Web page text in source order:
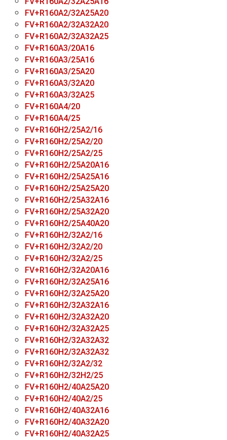
FV+R160A2/32A25A20
FV+R160A2/32A32A20
FV+R160A2/32A32A25
FV+R160A3/20A16
FV+R160A3/25A16
FV+R160A3/25A20
FV+R160A3/32A20
FV+R160A3/32A25
FV+R160A4/20
FV+R160A4/25
FV+R160H2/25A2/16
FV+R160H2/25A2/20
FV+R160H2/25A2/25
FV+R160H2/25A20A16
FV+R160H2/25A25A16
FV+R160H2/25A25A20
FV+R160H2/25A32A16
FV+R160H2/25A32A20
FV+R160H2/25A40A20
FV+R160H2/32A2/16
FV+R160H2/32A2/20
FV+R160H2/32A2/25
FV+R160H2/32A20A16
FV+R160H2/32A25A16
FV+R160H2/32A25A20
FV+R160H2/32A32A16
FV+R160H2/32A32A20
FV+R160H2/32A32A25
FV+R160H2/32A32A32
FV+R160H2/32A32A32
FV+R160H2/32A2/32
FV+R160H2/32H2/25
FV+R160H2/40A25A20
FV+R160H2/40A2/25
FV+R160H2/40A32А16
FV+R160H2/40A32А20
FV+R160H2/40A32А25